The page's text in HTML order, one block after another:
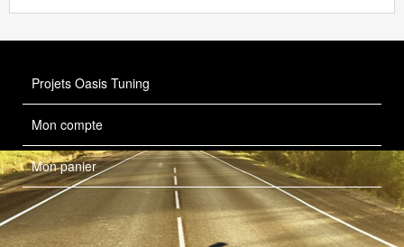
Projets Oasis Tuning
Mon compte
Mon panier